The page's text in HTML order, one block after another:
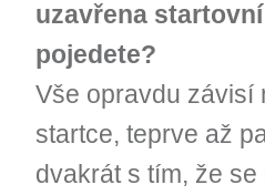
uzavřena
pojedete?
Vše opravdu závisí
startce, teprve až
dvakrát s tím, že